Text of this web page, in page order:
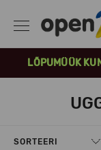
LÕPUMÜÜK
SORTEERI